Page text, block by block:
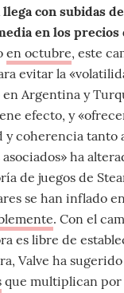
con subidas
en los precios
en octubre, este
evitar la
Argentina y
efecto, y
y coherencia tanto
asociados» ha
de juegos de
se han inflado
. Con el
es libre de
Valve ha
que multiplican por